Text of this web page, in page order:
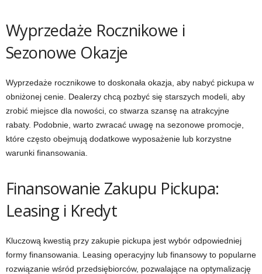
Wyprzedaże Rocznikowe i
Sezonowe Okazje
Wyprzedaże rocznikowe to doskonała okazja, aby nabyć pickupa w
obniżonej cenie. Dealerzy chcą pozbyć się starszych modeli, aby
zrobić miejsce dla nowości, co stwarza szansę na atrakcyjne
rabaty. Podobnie, warto zwracać uwagę na sezonowe promocje,
które często obejmują dodatkowe wyposażenie lub korzystne
warunki finansowania.
Finansowanie Zakupu Pickupa:
Leasing i Kredyt
Kluczową kwestią przy zakupie pickupa jest wybór odpowiedniej
formy finansowania. Leasing operacyjny lub finansowy to popularne
rozwiązanie wśród przedsiębiorców, pozwalające na optymalizację